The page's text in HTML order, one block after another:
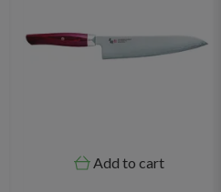
Add to cart